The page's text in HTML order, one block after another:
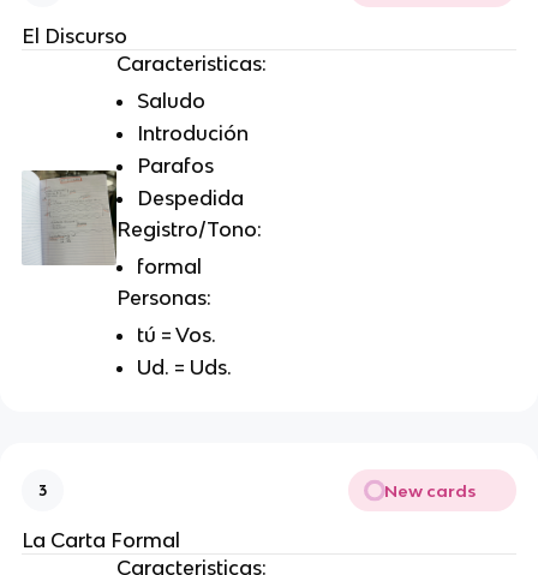
El Discurso
Caracteristicas:
Saludo
Introdución
Parafos
Despedida
Registro/Tono:
formal
Personas:
tú = Vos.
Ud. = Uds.
3 New cards
La Carta Formal
Caracteristicas: